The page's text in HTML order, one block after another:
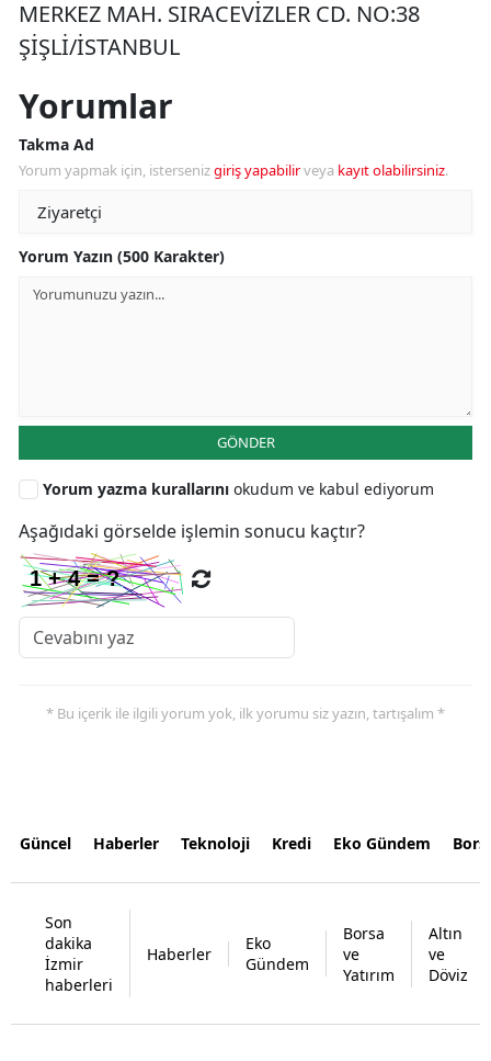
MERKEZ MAH. SIRACEVİZLER CD. NO:38
ŞİŞLİ/İSTANBUL
Yorumlar
Takma Ad
Yorum yapmak için, istersenizgiriş yapabilirveya kayıt olabilirsiniz.
Yorum Yazın (500 Karakter)
GÖNDER
Yorum yazma kurallarını okudum ve kabul ediyorum
Aşağıdaki görselde işlemin sonucu kaçtır?
* Bu içerik ile ilgili yorum yok, ilk yorumu siz yazın, tartışalım *
Güncel Haberler Teknoloji Kredi Eko Gündem
Son
dakika
İzmir
haberleri
Haberler
Eko
Gündem
Borsa
ve
Yatırım
Altın
ve
Döviz